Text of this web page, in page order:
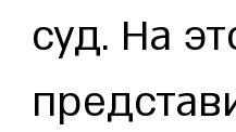
суд. На